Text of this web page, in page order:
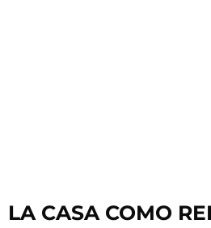
LA CASA COMO